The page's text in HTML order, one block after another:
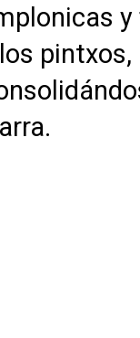
y
pintxos,